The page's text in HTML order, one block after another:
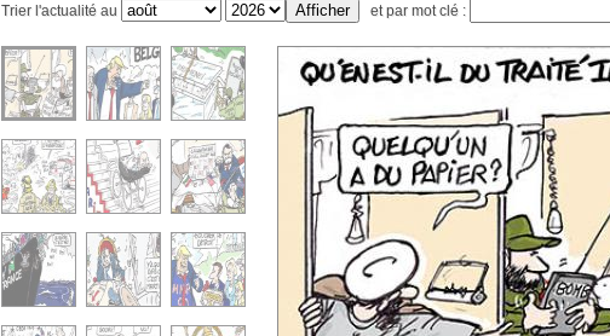
Trier l'actualité au et par mot clé :